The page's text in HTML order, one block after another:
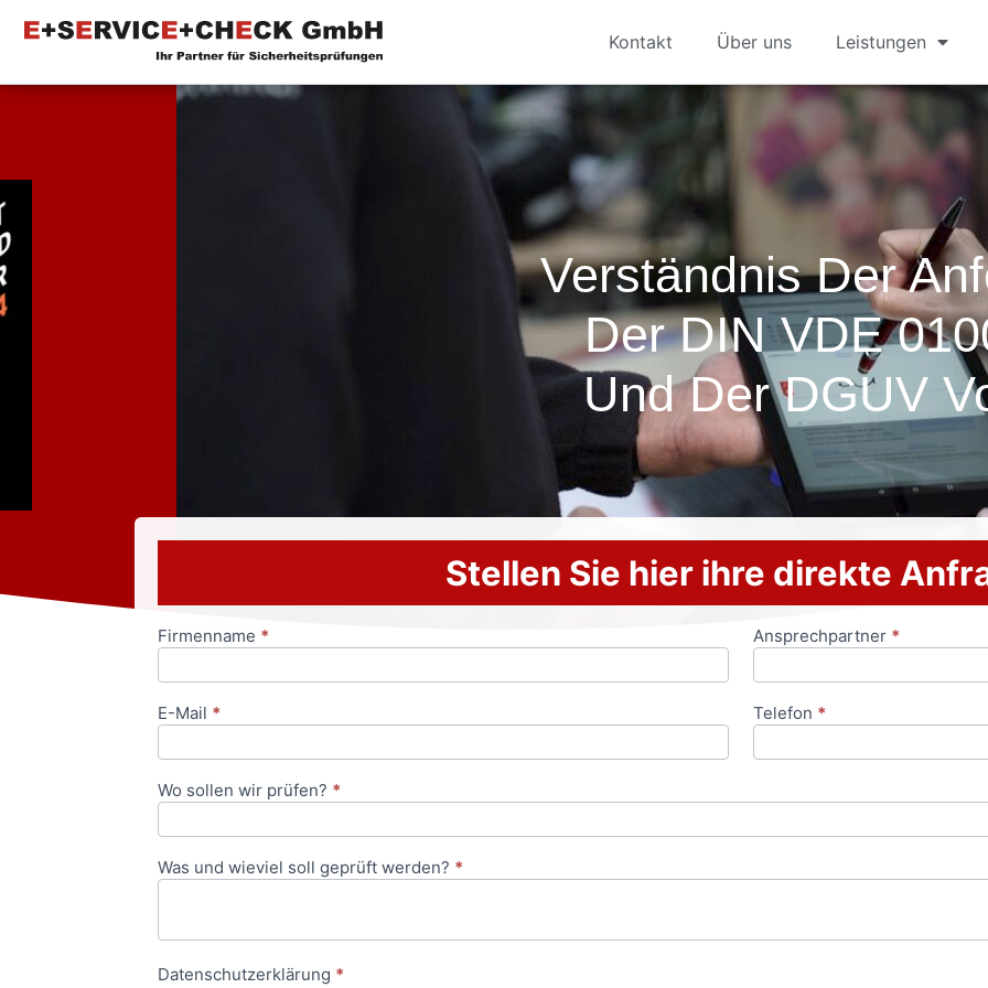
Kontakt Über uns Leistungen
Verständnis Der
Der DIN VDE
Und Der DGUV
Stellen Sie hier ihre direkte
Anfrageformular
Firmenname * Ansprechpartner *
E-Mail * Telefon *
Wo sollen wir prüfen? *
Was und wieviel soll geprüft werden? *
Datenschutzerklärung *